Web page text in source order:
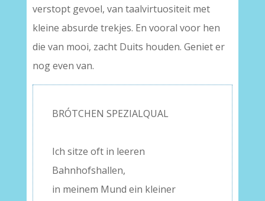
verstopt gevoel, van taalvirtuositeit met
kleine absurde trekjes. En vooral voor hen
die van mooi, zacht Duits houden. Geniet er
nog even van.
BRÓTCHEN SPEZIALQUAL
Ich sitze oft in leeren
Bahnhofshallen,
in meinem Mund ein kleiner